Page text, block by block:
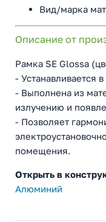
Вид/марка
Описание от
Рамка SE Glossa
- Устанавливается
- Выполнена из
излучению и
- Позволяет
помещения.
Открыть в
Алюминий